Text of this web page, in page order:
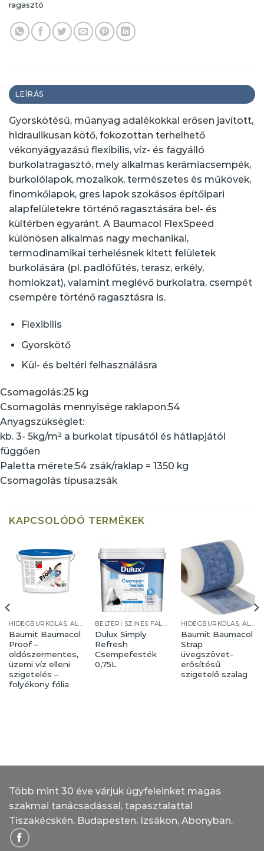
ragasztó
LEÍRÁS
Gyorskötésű, műanyag adalékokkal erősen javított,
hidraulikusan kötő, fokozottan terhelhető
vékonyágyazású flexibilis, víz- és fagyálló
burkolatragasztó, mely alkalmas kerámiacsempék,
burkolólapok, mozaikok, természetes és műkövek,
finomkőlapok, gres lapok szokásos építőipari
alapfelületekre történő ragasztására bel- és
kültérben egyaránt. A Baumacol FlexSpeed
különösen alkalmas nagy mechanikai,
termodinamikai terhelésnek kitett felületek
burkolására (pl. padlófűtés, terasz, erkély,
homlokzat), valamint meglévő burkolatra, csempét
csempére történő ragasztásra is.
Flexibilis
Gyorskötő
Kül- és beltéri felhasználásra
Csomagolás:25 kg
Csomagolás mennyisége raklapon:54
Anyagszükséglet:
kb. 3- 5kg/m² a burkolat típusától és hátlapjától
függően
Paletta mérete:54 zsák/raklap = 1350 kg
Csomagolás típusa:zsák
KAPCSOLÓDÓ TERMÉKEK
HIDEGBURKOLÁS, ALJZATKÉPZÉS
Baumit Baumacol
Proof –
oldószermentes,
üzemi víz elleni
szigetelés –
folyékony fólia
BELTÉRI SZÍNES FALFESTÉKEK
Dulux Simply
Refresh
Csempefesték
0,75L
HIDEGBURKOLÁS, ALJZATKÉPZÉS
Baumit Baumacol
Strap
üvegszövet-
erősítésű
szigetelő szalag
Több mint 30 éve várjuk ügyfeleinket magas
szakmai tanácsadással, tapasztalattal
Tiszakécskén, Budapesten, Izsákon, Abonyban.